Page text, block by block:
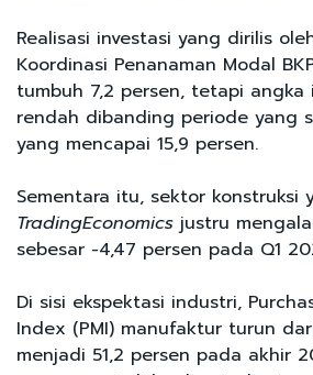
Realisasi investasi yang dirilis
Koordinasi Penanaman Modal
tumbuh 7,2 persen, tetapi angka
rendah dibanding periode yang
yang mencapai 15,9 persen.
Sementara itu, sektor konstruksi
TradingEconomics justru
sebesar -4,47 persen pada Q1
Di sisi ekspektasi industri,
Index (PMI) manufaktur turun
menjadi 51,2 persen pada akhir